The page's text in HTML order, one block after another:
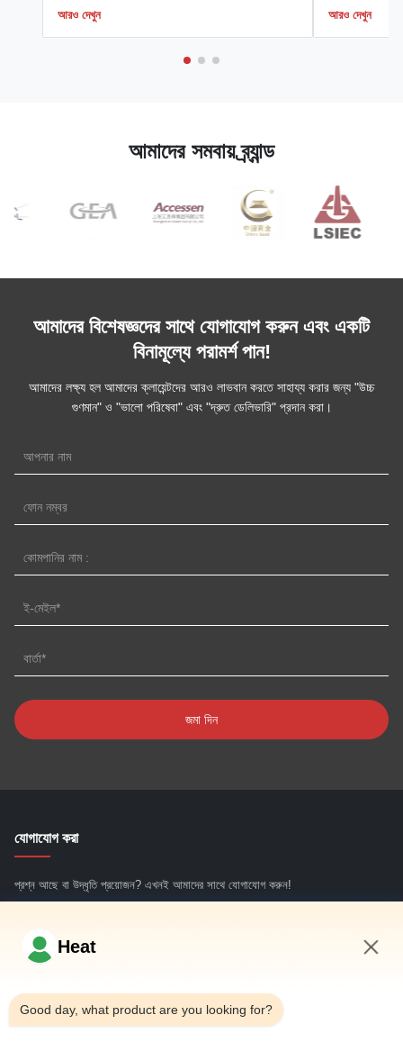
বিশেষ করে যেগুলি ২৪ ইঞ্চি (৬০ সেমি) প্রস্থ এবং ১২ ইঞ্চি (৩০
আরও দেখুন
তারা আবহাওয়ার
আরও দেখুন
আমাদের সমবায় ব্র্যান্ড
আমাদের বিশেষজ্ঞদের সাথে যোগাযোগ করুন এবং একটি
বিনামূল্যে পরামর্শ পান!
আমাদের লক্ষ্য হল আমাদের ক্লায়েন্টদের আরও লাভবান করতে সাহায্য করার জন্য "উচ্চ
গুণমান" ও "ভালো পরিষেবা" এবং "দ্রুত ডেলিভারি" প্রদান করা।
যোগাযোগ করা
প্রশ্ন আছে বা উদ্ধৃতি প্রয়োজন? এখনই আমাদের সাথে যোগাযোগ করুন!
এখনই জিজ্ঞাসা করুন
গুরুত্বপূর্ণ সংযোগ
Heat
Good day, what product are you looking for?